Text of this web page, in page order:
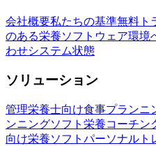
会社概要私たちの基準無料ト
のある栄養ソフトウェア環境
わせシステム状態
ソリューション
管理栄養士向け食事プランニ
ンニングソフト 栄養コーチン
向け栄養ソフト パーソナルト